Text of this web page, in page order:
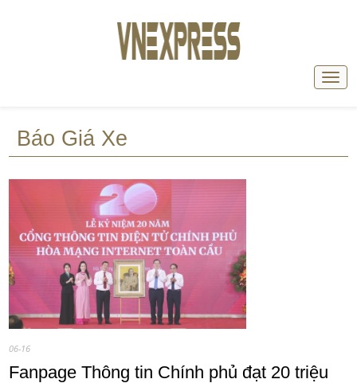
Báo Giá Xe
06-16
Fanpage Thông tin Chính phủ đạt 20 triệu